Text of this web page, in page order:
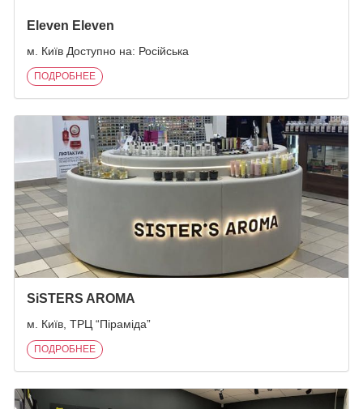
Eleven Eleven
м. Київ Доступно на: Російська
ПОДРОБНЕЕ
SiSTERS AROMA
м. Київ, ТРЦ “Піраміда”
ПОДРОБНЕЕ